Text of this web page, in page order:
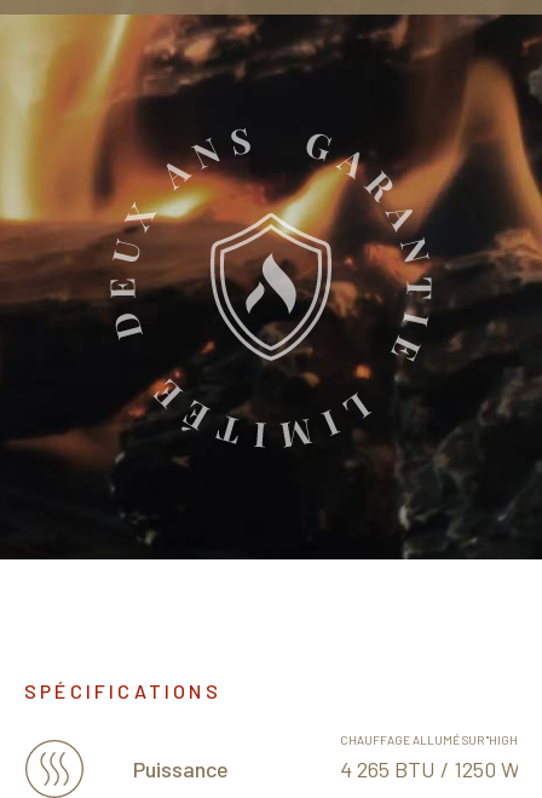
SPÉCIFICATIONS
Puissance
CHAUFFAGE ALLUMÉ SUR "HIGHT"
4 265 BTU / 1250